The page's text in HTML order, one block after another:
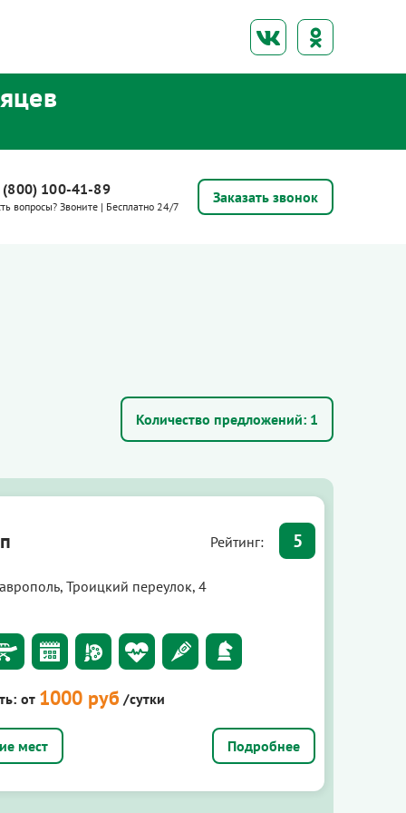
(800) 100-41-89
вопросы? Звоните | Бесплатно 24/7
Заказать звонок
Количество предложений: 1
Рейтинг: 5
Троицкий переулок, 4
от 1000 руб /сутки
Подробнее